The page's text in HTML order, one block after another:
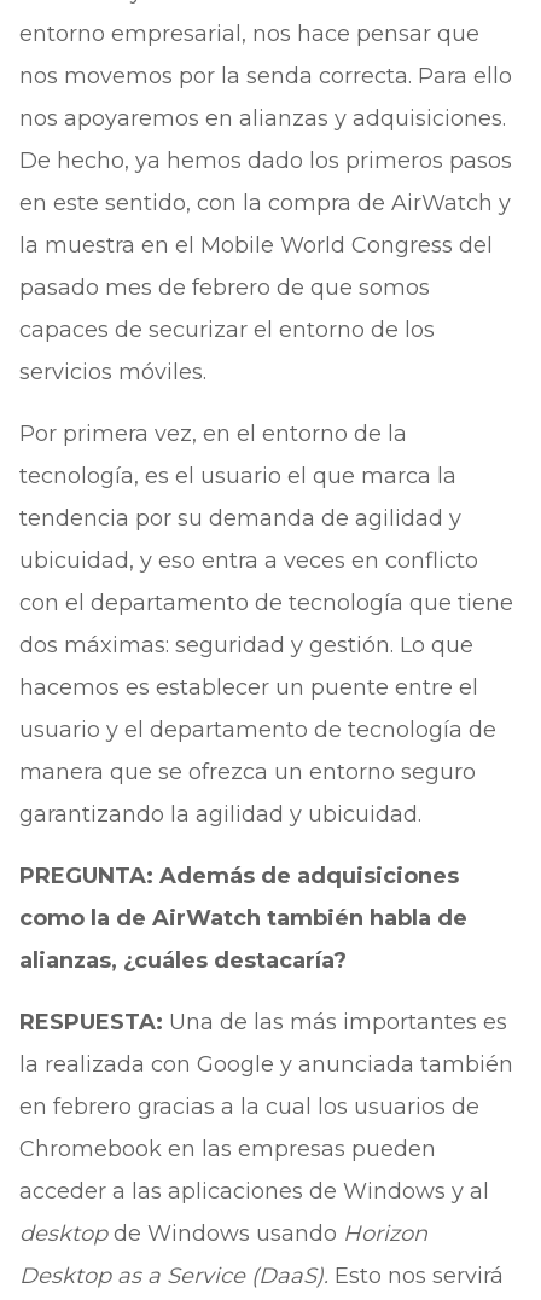
entorno empresarial, nos hace pensar que
nos movemos por la senda correcta. Para ello
nos apoyaremos en alianzas y adquisiciones.
De hecho, ya hemos dado los primeros pasos
en este sentido, con la compra de AirWatch y
la muestra en el Mobile World Congress del
pasado mes de febrero de que somos
capaces de securizar el entorno de los
servicios móviles.
Por primera vez, en el entorno de la
tecnología, es el usuario el que marca la
tendencia por su demanda de agilidad y
ubicuidad, y eso entra a veces en conflicto
con el departamento de tecnología que tiene
dos máximas: seguridad y gestión. Lo que
hacemos es establecer un puente entre el
usuario y el departamento de tecnología de
manera que se ofrezca un entorno seguro
garantizando la agilidad y ubicuidad.
PREGUNTA: Además de adquisiciones
como la de AirWatch también habla de
alianzas, ¿cuáles destacaría?
RESPUESTA: Una de las más importantes es
la realizada con Google y anunciada también
en febrero gracias a la cual los usuarios de
Chromebook en las empresas pueden
acceder a las aplicaciones de Windows y al
desktopde Windows usando Horizon
Desktop as a Service (DaaS). Esto nos servirá